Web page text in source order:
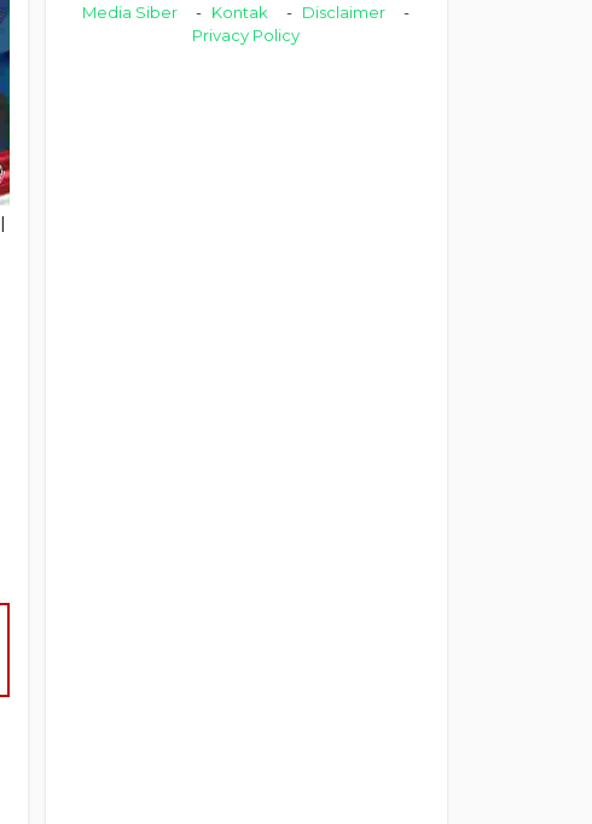
Media Siber
Kontak
Disclaimer
Privacy Policy